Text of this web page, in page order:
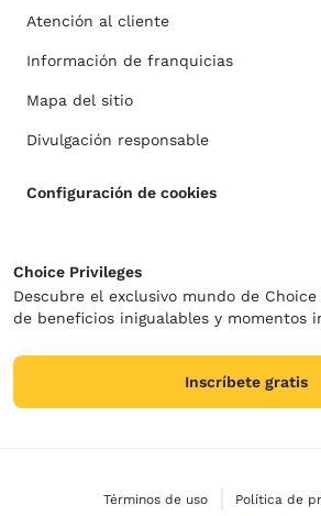
Atención al cliente
Información de franquicias
Mapa del sitio
Divulgación responsable
Configuración de cookies
Choice Privileges
Descubre el exclusivo mundo de
de beneficios inigualables y momentos
Inscríbete gratis
Términos de uso Política de